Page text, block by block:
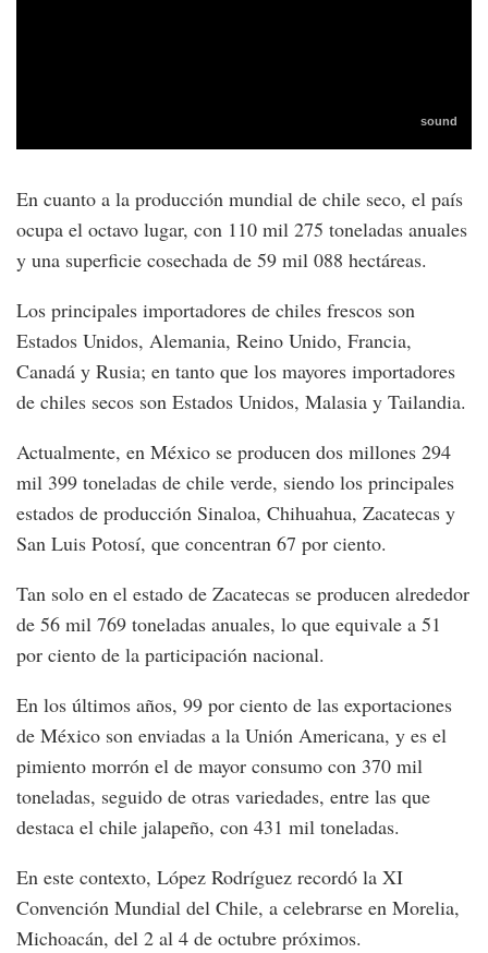
En cuanto a la producción mundial de chile seco, el país
ocupa el octavo lugar, con 110 mil 275 toneladas anuales
y una superficie cosechada de 59 mil 088 hectáreas.
Los principales importadores de chiles frescos son
Estados Unidos, Alemania, Reino Unido, Francia,
Canadá y Rusia; en tanto que los mayores importadores
de chiles secos son Estados Unidos, Malasia y Tailandia.
Actualmente, en México se producen dos millones 294
mil 399 toneladas de chile verde, siendo los principales
estados de producción Sinaloa, Chihuahua, Zacatecas y
San Luis Potosí, que concentran 67 por ciento.
Tan solo en el estado de Zacatecas se producen alrededor
de 56 mil 769 toneladas anuales, lo que equivale a 51
por ciento de la participación nacional.
En los últimos años, 99 por ciento de las exportaciones
de México son enviadas a la Unión Americana, y es el
pimiento morrón el de mayor consumo con 370 mil
toneladas, seguido de otras variedades, entre las que
destaca el chile jalapeño, con 431 mil toneladas.
En este contexto, López Rodríguez recordó la XI
Convención Mundial del Chile, a celebrarse en Morelia,
Michoacán, del 2 al 4 de octubre próximos.